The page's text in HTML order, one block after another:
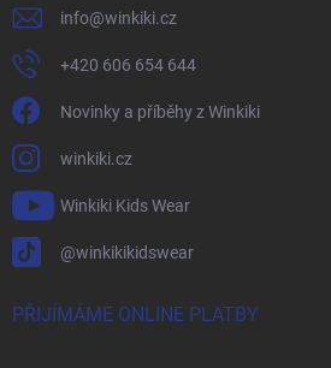
info@winkiki.cz
+420 606 654 644
Novinky a příběhy z Winkiki
winkiki.cz
Winkiki Kids Wear
@winkikikidswear
PŘIJÍMÁME ONLINE PLATBY